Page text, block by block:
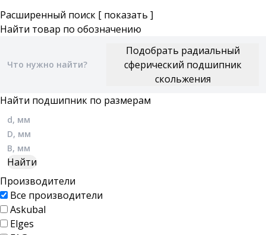
Расширенный поиск [ показать ]
Найти товар по обозначению
Найти подшипник по размерам
Производители
Все производители
Askubal
Elges